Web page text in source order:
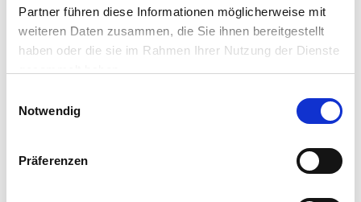
Partner führen diese Informationen möglicherweise mit
weiteren Daten zusammen, die Sie ihnen bereitgestellt
haben oder die sie im Rahmen Ihrer Nutzung der Dienste
Notwendig
Präferenzen